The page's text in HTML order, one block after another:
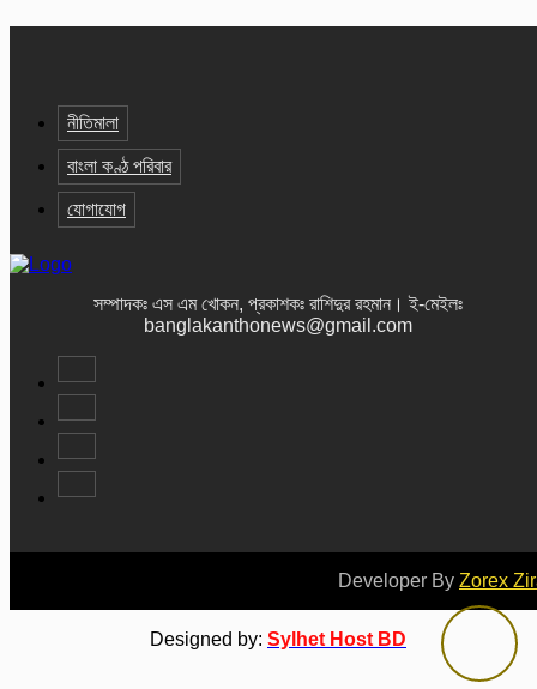
নীতিমালা
বাংলা কণ্ঠ পরিবার
যোগাযোগ
সম্পাদকঃ এস এম খোকন, প্রকাশকঃ রাশিদুর রহমান । ই-মেইলঃ
banglakanthonews@gmail.com
Developer By Zorex
Designed by: Sylhet Host BD